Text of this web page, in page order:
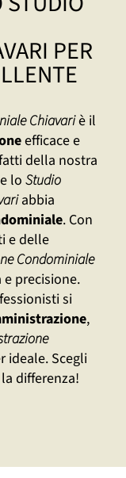
PER
Chiavariè il
efficace e
della nostra
lo Studio
abbia
. Con
e delle
Condominiale
precisione.
si
,
ideale. Scegli
differenza!